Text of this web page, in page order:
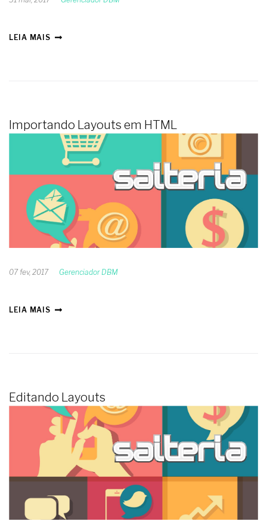
LEIA MAIS
Importando Layouts em HTML
07 fev, 2017 Gerenciador DBM
LEIA MAIS
Editando Layouts